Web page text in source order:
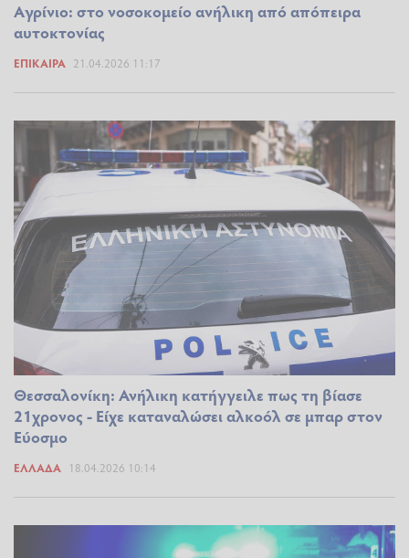
Aγρίνιο: στο νοσοκομείο ανήλικη από απόπειρα
αυτοκτονίας
ΕΠΊΚΑΙΡΑ 21.04.2026 11:17
Θεσσαλονίκη: Ανήλικη κατήγγειλε πως τη βίασε
21χρονος - Είχε καταναλώσει αλκοόλ σε μπαρ στον
Εύοσμο
ΕΛΛΆΔΑ 18.04.2026 10:14